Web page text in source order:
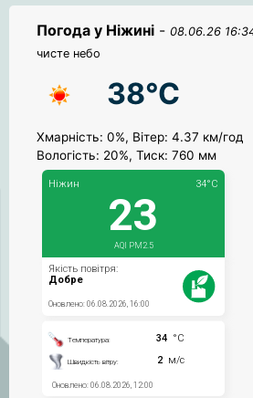
Погода у Ніжині - 08.06.26
чисте небо
38°C
Хмарність: 0%, Вітер: 4.37 км/год
Вологість: 20%, Тиск: 760 мм